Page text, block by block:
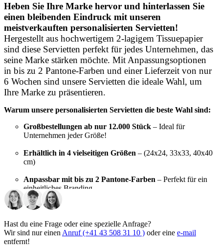
Heben Sie Ihre Marke hervor und hinterlassen Sie
einen bleibenden Eindruck mit unseren
meistverkauften personalisierten Servietten!
Hergestellt aus hochwertigem 2-lagigem Tissuepapier
sind diese Servietten perfekt für jedes Unternehmen, das
seine Marke stärken möchte. Mit Anpassungsoptionen
in bis zu 2 Pantone-Farben und einer Lieferzeit von nur
6 Wochen sind unsere Servietten die ideale Wahl, um
Ihre Marke zu präsentieren.
Warum unsere personalisierten Servietten die beste Wahl sind:
Großbestellungen ab nur 12.000 Stück – Ideal für
Unternehmen jeder Größe!
Erhältlich in 4 vielseitigen Größen – (24x24, 33x33, 40x40
cm)
Anpassbar mit bis zu 2 Pantone-Farben – Perfekt für ein
einheitliches Branding
Schnelle Lieferung innerhalb von 6 Wochen
Egal, ob Sie ein Café, eine Bäckerei oder ein Cateringunternehmen
Hast du eine Frage oder eine spezielle Anfrage?
Wir sind nur einen Anruf (+41 43 508 31 10 ) oder eine e-mail
entfernt!